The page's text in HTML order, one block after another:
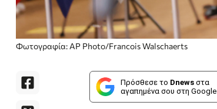
Φωτογραφία: AP Photo/Francois Walschaerts
Πρόσθεσε το Dnews στα
αγαπημένα σου στη Google